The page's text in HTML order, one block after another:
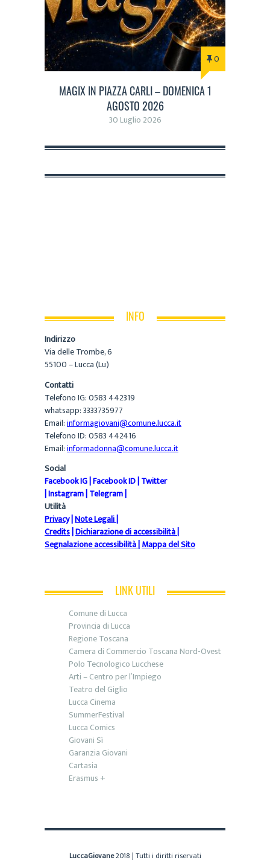
0
MAGIX IN PIAZZA CARLI – DOMENICA 1
AGOSTO 2026
30 Luglio 2026
INFO
Indirizzo
Via delle Trombe, 6
55100 – Lucca (Lu)
Contatti
Telefono IG: 0583 442319
whatsapp: 3333735977
Email:informagiovani@comune.lucca.it
Telefono ID: 0583 442416
Email:informadonna@comune.lucca.it
Social
Facebook IG|Facebook ID|Twitter
|Instagram|Telegram|
Utilità
Privacy|Note Legali|
Credits|Dichiarazione di accessibilità|
Segnalazione accessibilità|Mappa del Sito
LINK UTILI
Comune di Lucca
Provincia di Lucca
Regione Toscana
Camera di Commercio Toscana Nord-Ovest
Polo Tecnologico Lucchese
Arti – Centro per l’Impiego
Teatro del Giglio
Lucca Cinema
SummerFestival
Lucca Comics
Giovani Sì
Garanzia Giovani
Cartasia
Erasmus +
LuccaGiovane2018 | Tutti i diritti riservati